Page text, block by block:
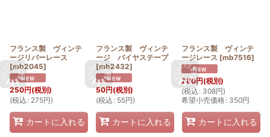
フランス製 ヴィンテ
ージリバーレース
[mb2045]
250円(税別)
(税込 : 275円)
カートに入れる
フランス製 ヴィンテ
ージ バイヤステープ
[mb2432]
50円(税別)
(税込 : 55円)
カートに入れる
フランス製 ヴィンテ
ージレース [mb7516]
280円(税別)
(税込 : 308円)
希望小売価格: 350円
カートに入れる